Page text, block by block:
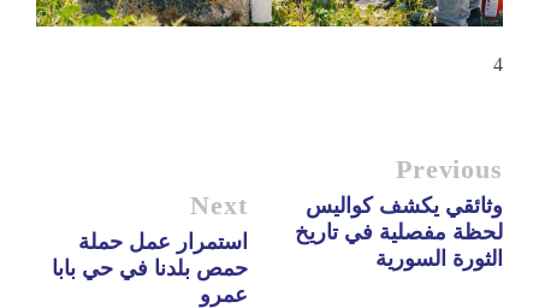
4
Previous
وثائقي يكشف كواليس
لحظة مفصلية في تاريخ
الثورة السورية
Next
استمرار عمل حملة
حمص بلدنا في حي بابا
عمرو